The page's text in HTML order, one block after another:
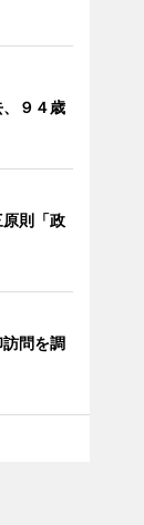
９４歳
則「政
問を調